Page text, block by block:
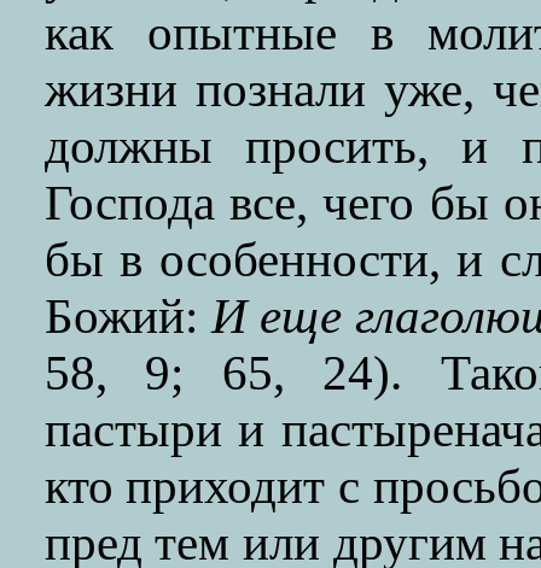
как опытные в
жизни познали уже,
должны просить, и
Господа все, чего бы
бы в особенности, и
Божий: И еще
58, 9; 65, 24).
пастыри и
кто приходит с
пред тем или другим